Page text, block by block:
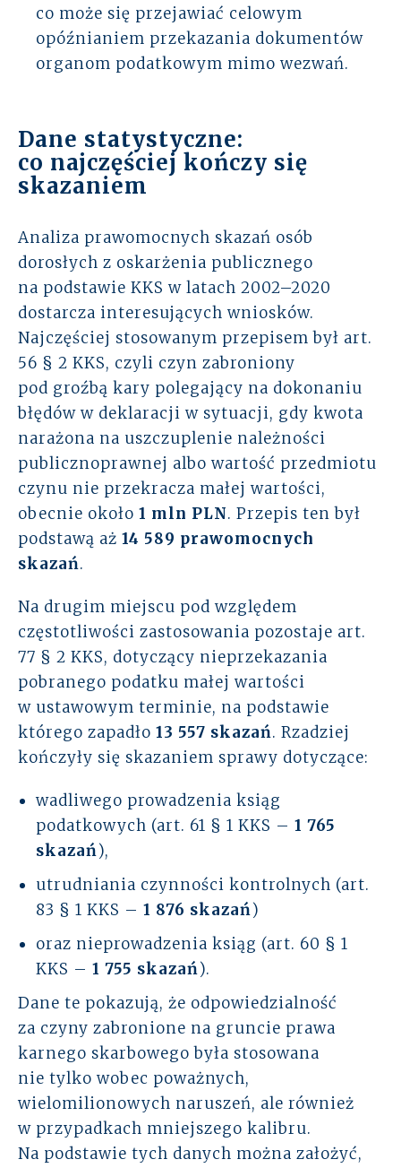
co może się przejawiać celowym
opóźnianiem przekazania dokumentów
organom podatkowym mimo wezwań.
Dane statystyczne:
co najczęściej kończy się
skazaniem
Analiza prawomocnych skazań osób
dorosłych z oskarżenia publicznego
na podstawie KKS w latach 2002–2020
dostarcza interesujących wniosków.
Najczęściej stosowanym przepisem był art.
56 § 2 KKS, czyli czyn zabroniony
pod groźbą kary polegający na dokonaniu
błędów w deklaracji w sytuacji, gdy kwota
narażona na uszczuplenie należności
publicznoprawnej albo wartość przedmiotu
czynu nie przekracza małej wartości,
obecnie około 1 mln PLN. Przepis ten był
podstawą aż 14 589 prawomocnych
skazań.
Na drugim miejscu pod względem
częstotliwości zastosowania pozostaje art.
77 § 2 KKS, dotyczący nieprzekazania
pobranego podatku małej wartości
w ustawowym terminie, na podstawie
którego zapadło 13 557 skazań. Rzadziej
kończyły się skazaniem sprawy dotyczące:
wadliwego prowadzenia ksiąg
podatkowych (art. 61 § 1 KKS – 1 765
skazań),
utrudniania czynności kontrolnych (art.
83 § 1 KKS – 1 876 skazań)
oraz nieprowadzenia ksiąg (art. 60 § 1
KKS – 1 755 skazań).
Dane te pokazują, że odpowiedzialność
za czyny zabronione na gruncie prawa
karnego skarbowego była stosowana
nie tylko wobec poważnych,
wielomilionowych naruszeń, ale również
w przypadkach mniejszego kalibru.
Na podstawie tych danych można założyć,